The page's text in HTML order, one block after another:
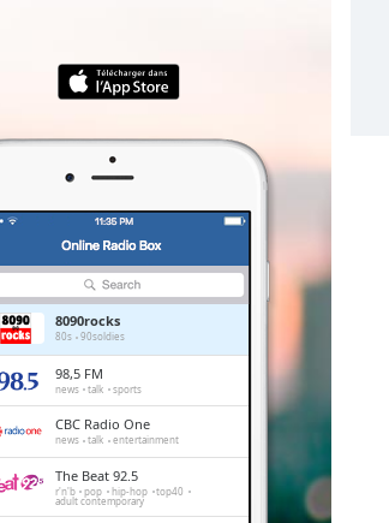
8090rocks
80s 90soldies
98,5 FM
news talk sports
CBC Radio One
news talk entertainment
The Beat 92.5
r'n'b pop hip-hop top40
adult contemporary